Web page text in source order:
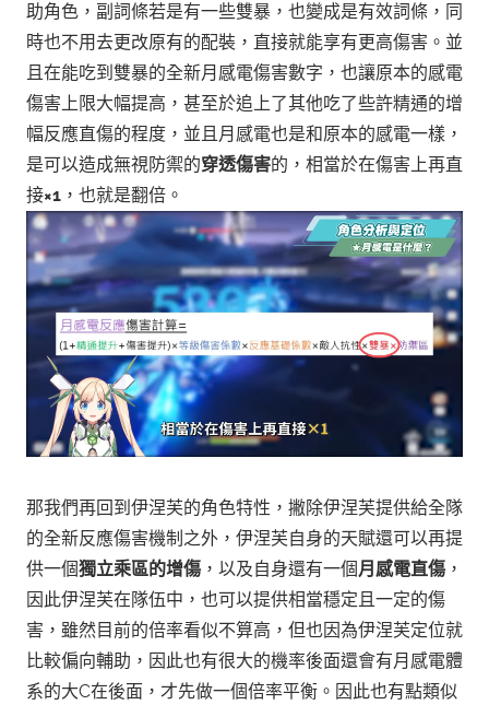
助角色，副詞條若是有一些雙暴，也變成是有效詞條，同
時也不用去更改原有的配裝，直接就能享有更高傷害。 並
且在能吃到雙暴的全新月感電傷害數字，也讓原本的感電
傷害上限大幅提高，甚至於追上了其他吃了些許精通的增
幅反應直傷的程度，並且月感電也是和原本的感電一樣，
是可以造成無視防禦的穿透傷害的，相當於在傷害上再直
接×1 ，也就是翻倍。
那我們再回到伊涅芙的角色特性，撇除伊涅芙提供給全隊
的全新反應傷害機制之外，伊涅芙自身的天賦還可以再提
供一個獨立乘區的增傷 ，以及自身還有一個月感電直傷 ，
因此伊涅芙在隊伍中，也可以提供相當穩定且一定的傷
害， 雖然目前的倍率看似不算高，但也因為伊涅芙定位就
比較偏向輔助，因此也有很大的機率後面還會有月感電體
系的大C在後面，才先做一個倍率平衡。因此也有點類似